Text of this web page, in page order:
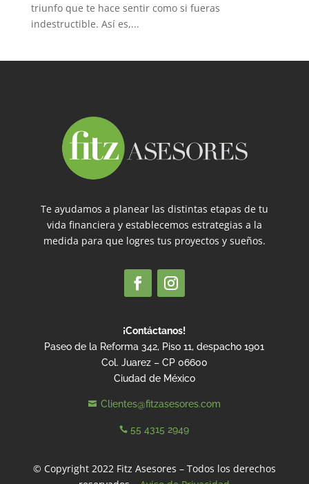
triunfo que te hace sentir como si fueras
indestructible. Así es,...
Te ayudamos a planear las distintas etapas de tu
vida financiera y establecemos estrategias a la
medida para que logres tus proyectos y sueños.
¡Contáctanos!
Paseo de la Reforma 342, Piso 11, despacho 1901
Col. Juarez – CP 06600
Ciudad de México
 Clientes@fitzasesores.com
 55 4315 2949
© Copyright 2022 Fitz Asesores – Todos los derechos